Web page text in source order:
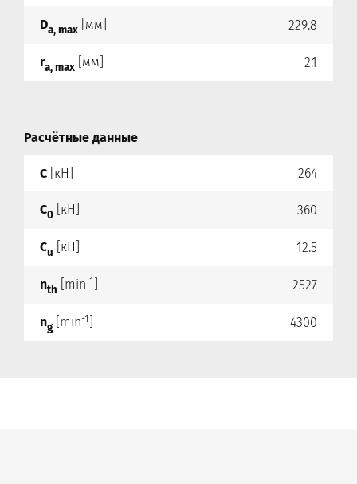
Da, max [мм] 229.8
ra, max [мм] 2.1
Расчётные данные
C [кН] 264
C0 [кН] 360
Cu [кН] 12.5
nth [min-1 2527
ng[min-1 4300